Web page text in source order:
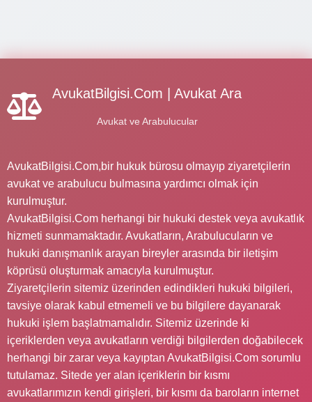
AvukatBilgisi.Com | Avukat Ara
Avukat ve Arabulucular
AvukatBilgisi.Com,bir hukuk bürosu olmayıp ziyaretçilerin
avukat ve arabulucu bulmasına yardımcı olmak için
kurulmuştur.
AvukatBilgisi.Com herhangi bir hukuki destek veya avukatlık
hizmeti sunmamaktadır. Avukatların, Arabulucuların ve
hukuki danışmanlık arayan bireyler arasında bir iletişim
köprüsü oluşturmak amacıyla kurulmuştur.
Ziyaretçilerin sitemiz üzerinden edindikleri hukuki bilgileri,
tavsiye olarak kabul etmemeli ve bu bilgilere dayanarak
hukuki işlem başlatmamalıdır. Sitemiz üzerinde ki
içeriklerden veya avukatların verdiği bilgilerden doğabilecek
herhangi bir zarar veya kayıptan AvukatBilgisi.Com sorumlu
tutulamaz. Sitede yer alan içeriklerin bir kısmı
avukatlarımızın kendi girişleri, bir kısmı da baroların internet